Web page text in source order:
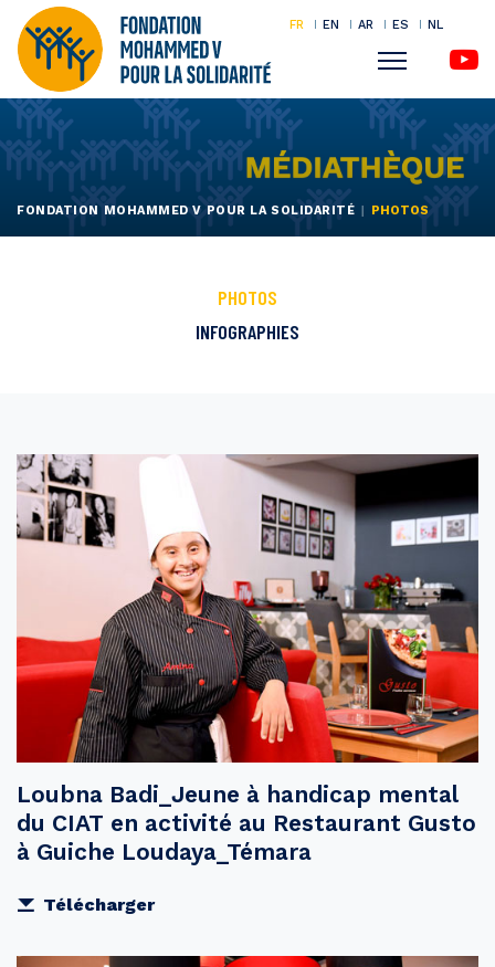
Aller
au
contenu
principal
FR EN AR ES NL
Menu
FONDATION MOHAMMED V POUR LA SOLIDARITÉ PHOTOS
PHOTOS
INFOGRAPHIES
Loubna Badi_Jeune à handicap mental
du CIAT en activité au Restaurant Gusto
à Guiche Loudaya_Témara
Télécharger